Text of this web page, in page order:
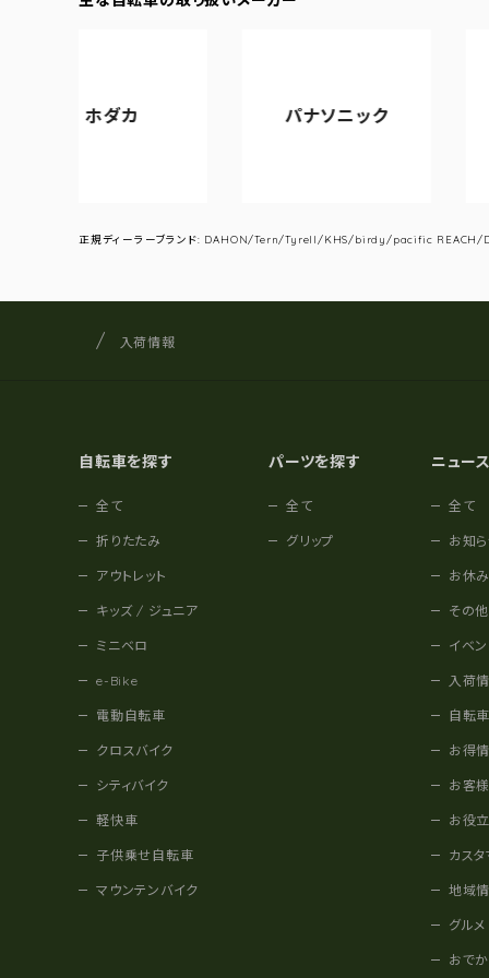
パナソニック アサヒ
正規ディーラーブランド: DAHON/Tern/Tyrell/KHS/birdy/pacific
サイト内の現在地
サイクルショップナカゴヤ
入荷情報
自転車を探す
全て
折りたたみ
アウトレット
キッズ / ジュニア
ミニベロ
e-Bike
電動自転車
クロスバイク
シティバイク
軽快車
子供乗せ自転車
マウンテンバイク
パーツを探す
全て
グリップ
ニュー
全て
お知
お休
その
イベン
入荷
自転
お得
お客様
お役
カス
地域
グルメ
おで